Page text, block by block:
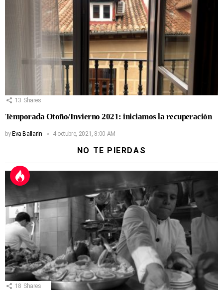
13 Shares
Temporada Otoño/Invierno 2021: iniciamos la recuperación
byEva Ballarin 4 octubre, 2021, 8:00 AM
NO TE PIERDAS
18 Shares